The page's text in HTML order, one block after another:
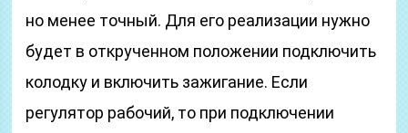
но менее точный. Для его реализации нужно
будет в открученном положении подключить
колодку и включить зажигание. Если
регулятор рабочий, то при подключении